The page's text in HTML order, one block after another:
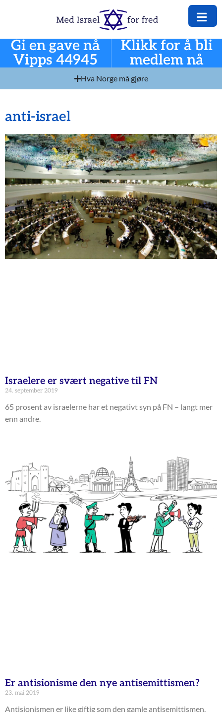
Gi en gave nå
Vipps 44945
Klikk for å bli
medlem nå
Hva Norge må gjøre
anti-israel
Israelere er svært negative til FN
24. september 2019
65 prosent av israelerne har et negativt syn på FN – langt mer
enn andre.
Er antisionisme den nye antisemittismen?
23. mai 2019
Antisionismen er like giftig som den gamle antisemittismen,